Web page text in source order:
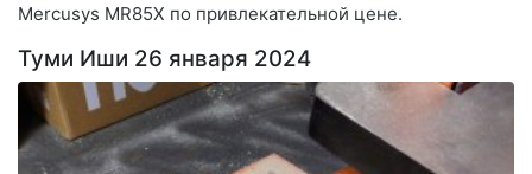
Mercusys MR85X по привлекательной цене.
Туми Иши 26 января 2024